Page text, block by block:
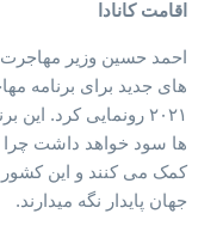
اقامت کانادا
احمد حسین وزیر
۲۰۲۱ رونمایی کرد.
ها سود خواهد داشت چرا
کمک می کنند و این کشور
جهان پایدار نگه میدارند.